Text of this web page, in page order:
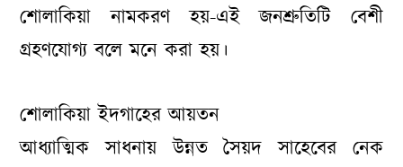
শোলাকিয়া নামকরণ হয়-এই জনশ্রুতিটি বেশী
গ্রহণযোগ্য বলে মনে করা হয়।
শোলাকিয়া ইদগাহের আয়তন
আধ্যাত্মিক সাধনায় উন্নত সৈয়দ সাহেবের নেক